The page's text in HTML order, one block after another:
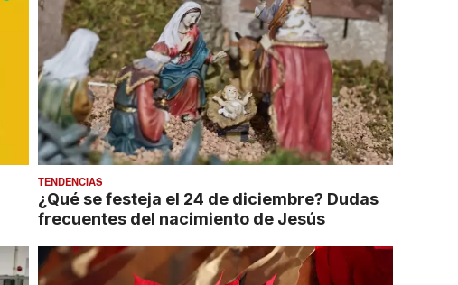
TENDENCIAS
¿Qué se festeja el 24 de diciembre? Dudas
frecuentes del nacimiento de Jesús